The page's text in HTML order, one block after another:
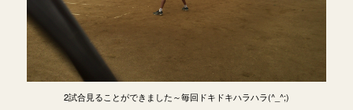
2試合見ることができました～毎回ドキドキハラハラ(^_^;)